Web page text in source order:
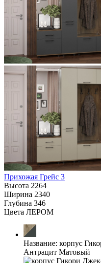
Прихожая Грейс 3
Высота 2264
Ширина 2340
Глубина 346
Цвета ЛЕРОМ
Название: корпус
Антрацит Матовый